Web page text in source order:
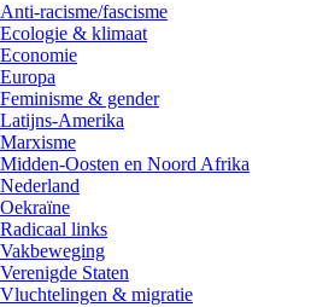
Anti-racisme/fascisme
Ecologie & klimaat
Economie
Europa
Feminisme & gender
Latijns-Amerika
Marxisme
Midden-Oosten en Noord Afrika
Nederland
Oekraïne
Radicaal links
Vakbeweging
Verenigde Staten
Vluchtelingen & migratie